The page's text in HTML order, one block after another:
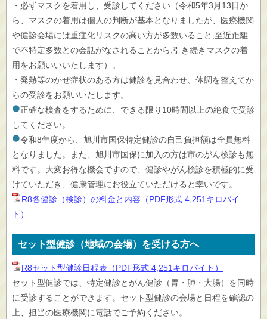
・必ずマスクを着用し、受診してください（令和5年3月13日か
ら、マスクの着用は個人の判断が基本となりましたが、医療機関
や健診会場には重症化リスクの高い方が多数いること,至近距離
で不特定多数との会話がなされることから,引き続きマスクの着
用をお願いいいたします）。
・発熱等のかぜ症状のある方は健診を見合わせ、体調を整えてか
らの受診をお願いいたします。
正確な検査をするために、できる限り10時間以上の絶食で受診
してください。
令和8年度から、旭川市国保特定健診の自己負担額は全員無料
となりました。また、旭川市国保に加入の方は市のがん検診も無
料です。大変お得な機会ですので、健診やがん検診を積極的に受
けていただき、健康管理にお役立ていただけると幸いです。
R8各健診（検診）の料金と内容（PDF形式 4,251キロバイ
ト）
セット型健診（地域の会場）を受ける方へ
R8セット型健診日程表（PDF形式 4,251キロバイト）
セット型健診では、特定健診とがん健診（胃・肺・大腸）を同時
に受診することができます。セット型健診の会場と日程を確認の
上、担当の医療機関に電話でご予約ください。